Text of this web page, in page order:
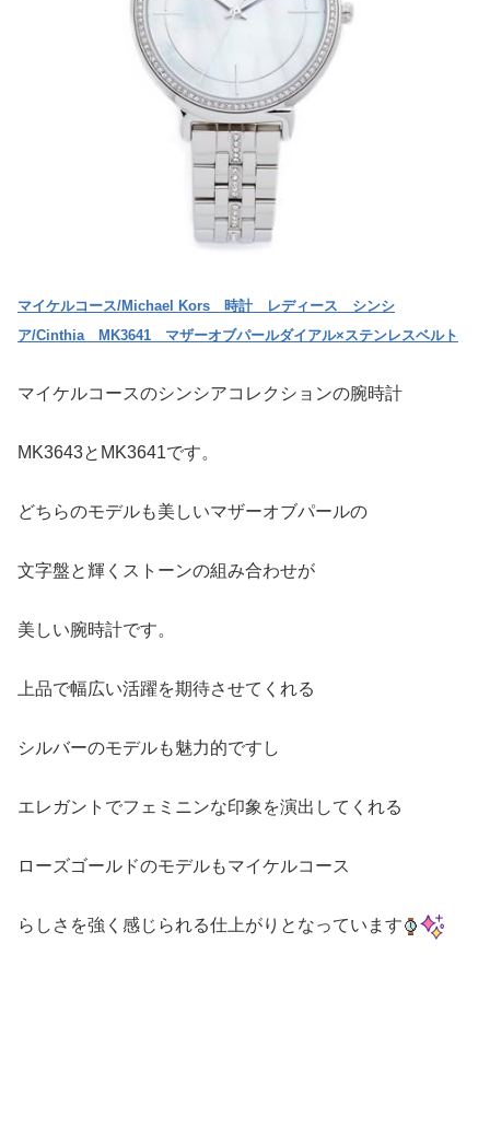
マイケルコース/Michael Kors 時計 レディース シンシ
ア/Cinthia MK3641 マザーオブパールダイアル×ステンレスベルト
マイケルコースのシンシアコレクションの腕時計
MK3643とMK3641です。
どちらのモデルも美しいマザーオブパールの
文字盤と輝くストーンの組み合わせが
美しい腕時計です。
上品で幅広い活躍を期待させてくれる
シルバーのモデルも魅力的ですし
エレガントでフェミニンな印象を演出してくれる
ローズゴールドのモデルもマイケルコース
らしさを強く感じられる仕上がりとなっています